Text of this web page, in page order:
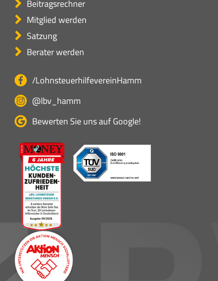
Beitragsrechner
Mitglied werden
Satzung
Berater werden
/LohnsteuerhilfevereinHamm
@lbv_hamm
Bewerten Sie uns auf Google!